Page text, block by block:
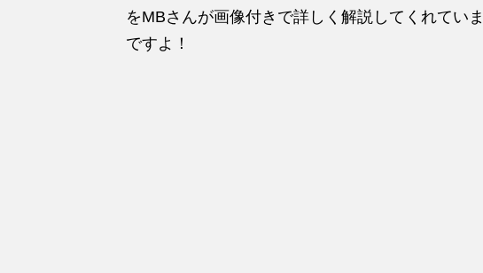
をMBさんが画像付きで詳しく解説してくれてい
ですよ！